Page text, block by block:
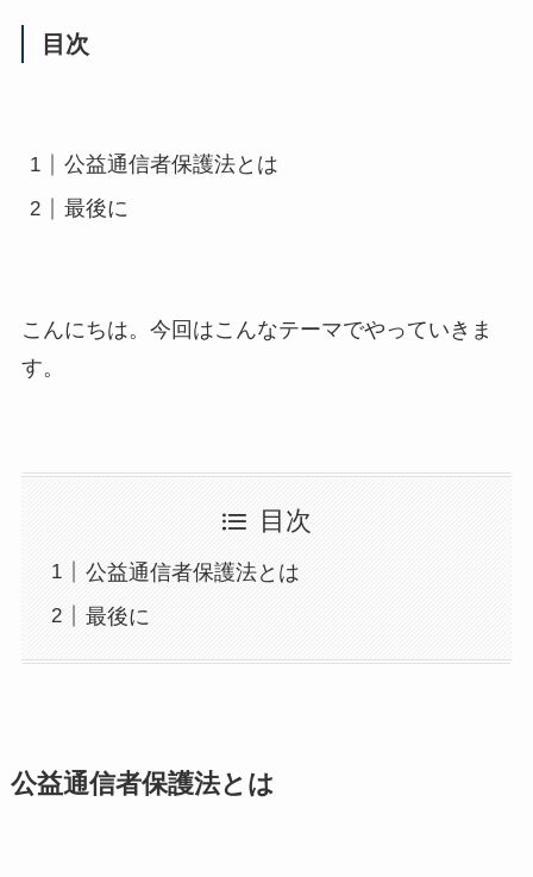
目次
公益通信者保護法とは
最後に
こんにちは。今回はこんなテーマでやっていきま
す。
目次
公益通信者保護法とは
最後に
公益通信者保護法とは